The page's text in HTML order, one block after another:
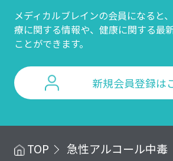
メディカルブレインの会員になると
療に関する情報や、 健康に関する最
ことができます。
新規会員登録は
TOP 急性アルコール中毒